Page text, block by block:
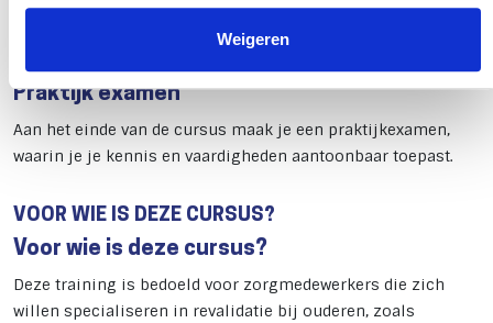
omschreven in ons cookiebeleid.
Weigeren
Praktijk examen
Aan het einde van de cursus maak je een praktijkexamen,
waarin je je kennis en vaardigheden aantoonbaar toepast.
VOOR WIE IS DEZE CURSUS?
Voor wie is deze cursus?
Deze training is bedoeld voor zorgmedewerkers die zich
willen specialiseren in revalidatie bij ouderen, zoals